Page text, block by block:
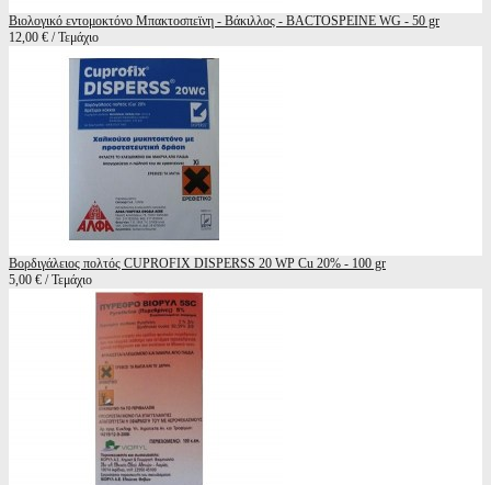
Βιολογικό εντομοκτόνο Μπακτοσπεϊνη - Βάκιλλος - BACTOSPEINE WG - 50 gr
12,00 € / Τεμάχιο
Βορδιγάλειος πολτός CUPROFIX DISPERSS 20 WP Cu 20% - 100 gr
5,00 € / Τεμάχιο